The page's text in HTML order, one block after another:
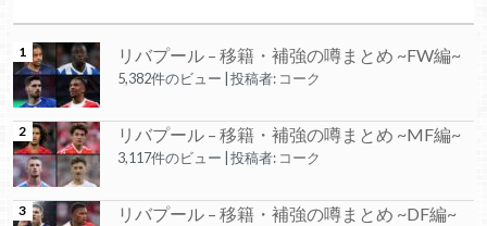
リバプール – 移籍・補強の噂まとめ ~FW編~
5,382件のビュー 投稿者: コーク
リバプール – 移籍・補強の噂まとめ ~MF編~
3,117件のビュー 投稿者: コーク
リバプール – 移籍・補強の噂まとめ ~DF編~